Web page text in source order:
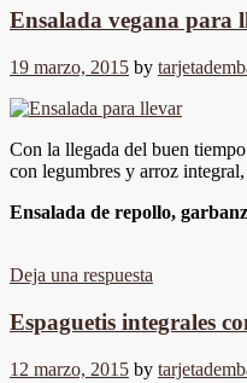
Ensalada vegana para
19 marzo, 2015 by
Con la llegada del buen
con legumbres y arroz
Ensalada de repollo,
Deja una respuesta
Espaguetis integrales
12 marzo, 2015 by